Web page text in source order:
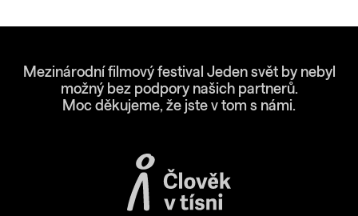
Mezinárodní filmový festival Jeden svět by nebyl
možný bez podpory našich partnerů.
Moc děkujeme, že jste v tom s námi.